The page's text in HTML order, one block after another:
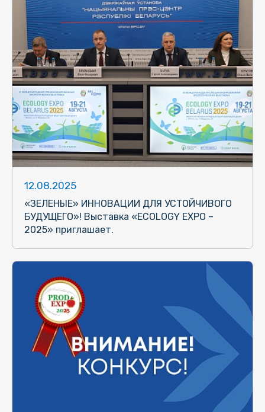
12.08.2025
«ЗЕЛЕНЫЕ» ИННОВАЦИИ ДЛЯ УСТОЙЧИВОГО
БУДУЩЕГО»! Выставка «ECOLOGY EXPO –
2025» приглашает.